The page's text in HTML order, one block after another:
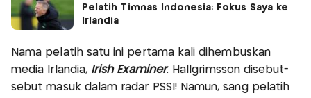
Pelatih Timnas Indonesia: Fokus Saya ke
Irlandia
Nama pelatih satu ini pertama kali dihembuskan
media Irlandia,Irish Examiner. Hallgrimsson disebut-
sebut masuk dalam radar PSSI! Namun, sang pelatih